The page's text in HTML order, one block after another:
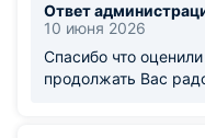
Ответ
10 июня 2026
Спасибо что
продолжать Вас